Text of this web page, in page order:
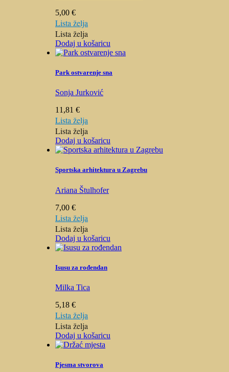
5,00 €
Lista želja
Lista želja
Dodaj u košaricu
Park ostvarenje sna
Sonja Jurković
11,81 €
Lista želja
Lista želja
Dodaj u košaricu
Sportska arhitektura u Zagrebu
Ariana Štulhofer
7,00 €
Lista želja
Lista želja
Dodaj u košaricu
Isusu za rođendan
Milka Tica
5,18 €
Lista želja
Lista želja
Dodaj u košaricu
Pjesma stvorova